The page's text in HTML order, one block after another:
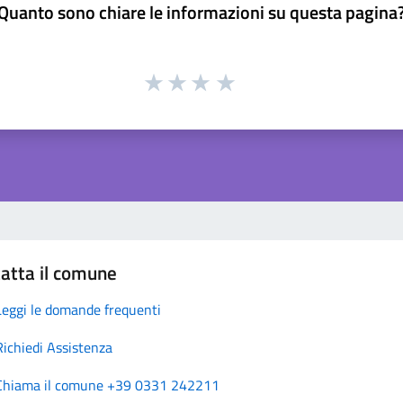
sono chiare le informazioni su questa
il comune
le domande frequenti
Assistenza
il comune +39 0331 242211